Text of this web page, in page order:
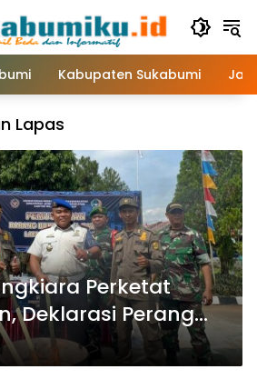
Kabupaten Sukabumi
Lapas
Perketat
Deklarasi Perang
Ilegal dan Narkoba